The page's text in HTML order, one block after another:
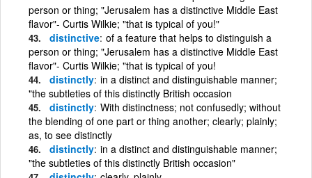
person or thing; "Jerusalem has a distinctive Middle East
flavor"- Curtis Wilkie; "that is typical of you!"
distinctive of a feature that helps to distinguish a
person or thing; "Jerusalem has a distinctive Middle East
flavor"- Curtis Wilkie; "that is typical of you!
distinctly in a distinct and distinguishable manner;
"the subtleties of this distinctly British occasion
distinctly With distinctness; not confusedly; without
the blending of one part or thing another; clearly; plainly;
as, to see distinctly
distinctly in a distinct and distinguishable manner;
"the subtleties of this distinctly British occasion"